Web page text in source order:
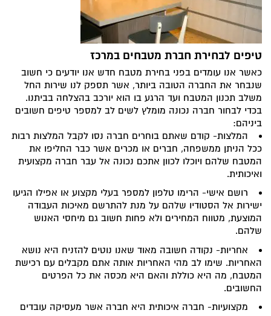
טיפים לבחירת חברת מטבחים במרכז
כאשר אנו עומדים בפני בחירת מטבח חדש אנו יודעים כי חשוב
שנבחר את החברה הטובה ביותר, אשר תספק לנו שירות החל
משלב תכנון המטבח ועד הרגע בו הוא יורכב בהצלחה בביתנו.
בכדי לבחור חברה נכונה מומלץ לשים לב למספר טיפים חשובים
ביניהם:
המלצות- קודם שאתם בוחרים חברה נסו לקבל המלצות רבות
ככל הניתן ממשפחה, חברים או מכרים אשר כבר החליפו את
המטבח שלהם ויוכלו לכוון אתכם נכונה אל עבר חברה מקצועית
ואיכותית.
רושם אישי- הרימו טלפון למספר בעלי מקצוע או אפילו הגיעו
ישירות אל הסטודיו שלהם על מנת להתרשם מאיכות העבודה
המוצעת, מטווח המחירים ולא פחות חשוב גם מיחסי האנוש
שלהם.
אחריות- נקודה חשובה מאוד שאנו נוטים להזניח היא נושא
האחריות. שימו לב מהי האחריות אותה אתם מקבלים עם רכישת
המטבח, מה היא כוללת והאם היא מכסה את כל הפרטים
החשובים.
מקצועיות- חברה איכותית היא חברה אשר מעסיקה עובדים